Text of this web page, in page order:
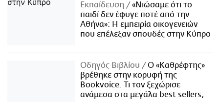
Εκπαίδευση
«Νιώσαμε ότι το
παιδί δεν έφυγε ποτέ από την
Αθήνα»: Η εμπειρία οικογενειών
που επέλεξαν σπουδές στην Κύπρο
Οδηγός Βιβλίου
Ο «Καθρέφτης»
βρέθηκε στην κορυφή της
Bookvoice. Τι τον ξεχώρισε
ανάμεσα στα μεγάλα best sellers;